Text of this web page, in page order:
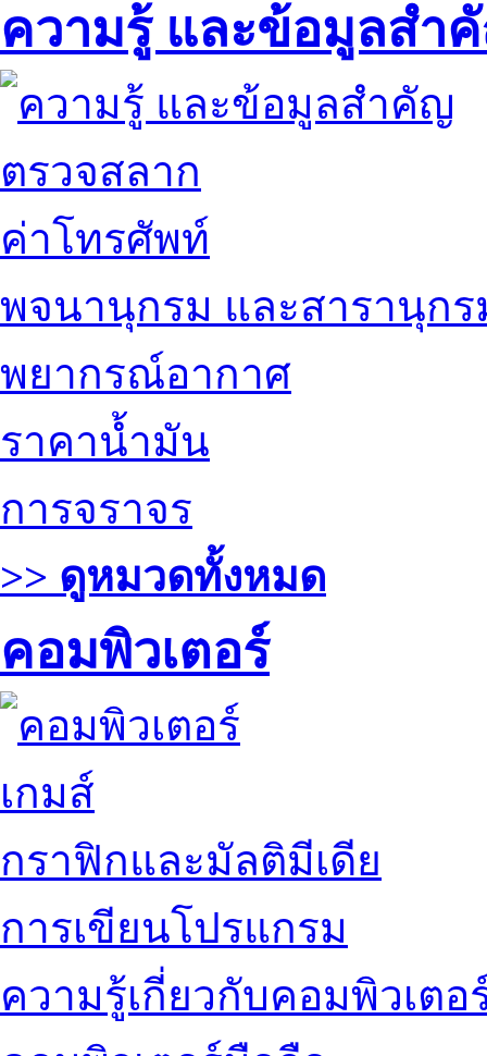
ความรู้ และข้อมูลสำ
ตรวจสลาก
ค่าโทรศัพท์
พจนานุกรม และสารานุกร
พยากรณ์อากาศ
ราคาน้ำมัน
การจราจร
>> ดูหมวดทั้งหมด
คอมพิวเตอร์
เกมส์
กราฟิกและมัลติมีเดีย
การเขียนโปรแกรม
ความรู้เกี่ยวกับคอมพิวเตอ